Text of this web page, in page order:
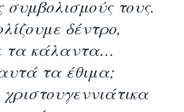
συμβολισμούς τους.
δέντρο,
τα κάλαντα…
τα έθιμα;